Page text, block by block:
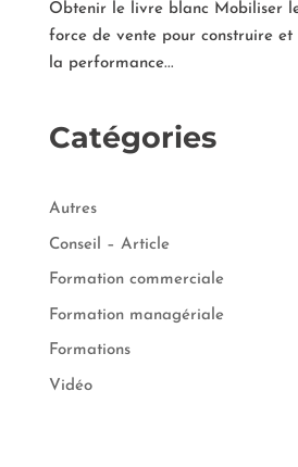
Obtenir le livre blanc Mobiliser
force de vente pour construire
la performance...
Catégories
Autres
Conseil – Article
Formation commerciale
Formation managériale
Formations
Vidéo